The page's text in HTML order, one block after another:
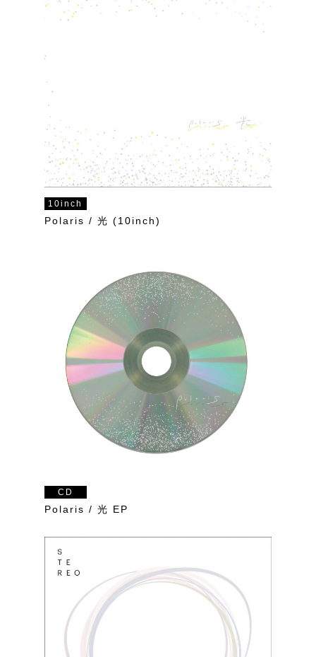
10inch
Polaris / 光 (10inch)
CD
Polaris / 光 EP